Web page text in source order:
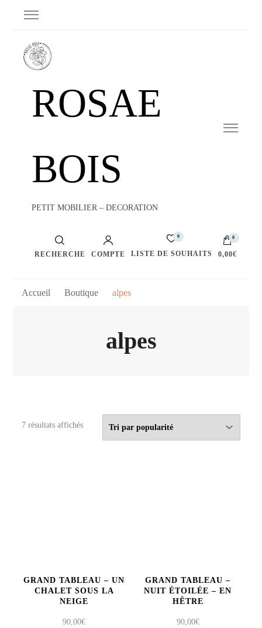
ROSAE
BOIS
PETIT MOBILIER – DECORATION
RECHERCHE COMPTE
0
LISTE DE SOUHAITS
0
0,00€
Accueil Boutique alpes
alpes
7 résultats affichésTrié
GRAND TABLEAU – UN
CHALET SOUS LA
NEIGE
90,00€
GRAND TABLEAU –
NUIT ÉTOILÉE – EN
HÊTRE
90,00€